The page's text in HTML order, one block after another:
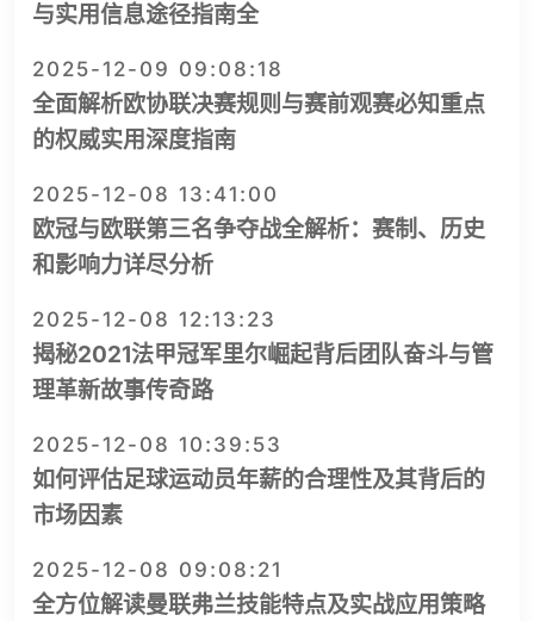
与实用信息途径指南全
2025-12-09 09:08:18
全面解析欧协联决赛规则与赛前观赛必知重点
的权威实用深度指南
2025-12-08 13:41:00
欧冠与欧联第三名争夺战全解析：赛制、历史
和影响力详尽分析
2025-12-08 12:13:23
揭秘2021法甲冠军里尔崛起背后团队奋斗与管
理革新故事传奇路
2025-12-08 10:39:53
如何评估足球运动员年薪的合理性及其背后的
市场因素
2025-12-08 09:08:21
全方位解读曼联弗兰技能特点及实战应用策略